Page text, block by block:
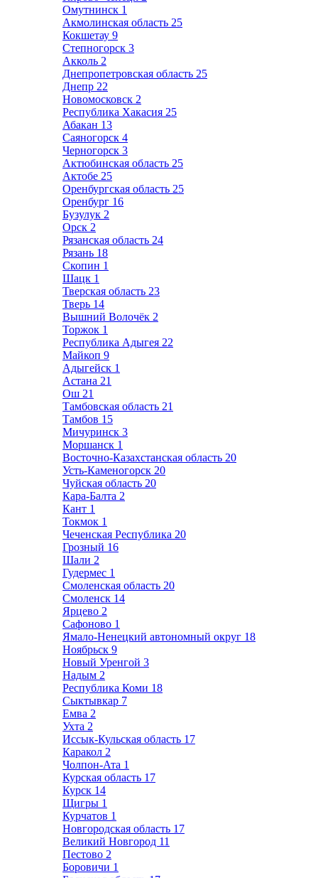
Омутнинск 1
Акмолинская область 25
Кокшетау 9
Степногорск 3
Акколь 2
Днепропетровская область 25
Днепр 22
Новомосковск 2
Республика Хакасия 25
Абакан 13
Саяногорск 4
Черногорск 3
Актюбинская область 25
Актобе 25
Оренбургская область 25
Оренбург 16
Бузулук 2
Орск 2
Рязанская область 24
Рязань 18
Скопин 1
Шацк 1
Тверская область 23
Тверь 14
Вышний Волочёк 2
Торжок 1
Республика Адыгея 22
Майкоп 9
Адыгейск 1
Астана 21
Ош 21
Тамбовская область 21
Тамбов 15
Мичуринск 3
Моршанск 1
Восточно-Казахстанская область 20
Усть-Каменогорск 20
Чуйская область 20
Кара-Балта 2
Кант 1
Токмок 1
Чеченская Республика 20
Грозный 16
Шали 2
Гудермес 1
Смоленская область 20
Смоленск 14
Ярцево 2
Сафоново 1
Ямало-Ненецкий автономный округ 18
Ноябрьск 9
Новый Уренгой 3
Надым 2
Республика Коми 18
Сыктывкар 7
Емва 2
Ухта 2
Иссык-Кульская область 17
Каракол 2
Чолпон-Ата 1
Курская область 17
Курск 14
Щигры 1
Курчатов 1
Новгородская область 17
Великий Новгород 11
Пестово 2
Боровичи 1